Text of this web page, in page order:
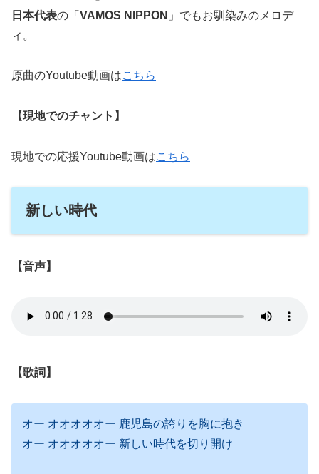
日本代表の「 VAMOS NIPPON 」でもお馴染みのメロデ
ィ。
原曲のYoutube動画はこちら
【現地でのチャント】
現地での応援Youtube動画はこちら
新しい時代
【音声】
【歌詞】
オー オオオオオー 鹿児島の誇りを胸に抱き
オー オオオオオー 新しい時代を切り開け